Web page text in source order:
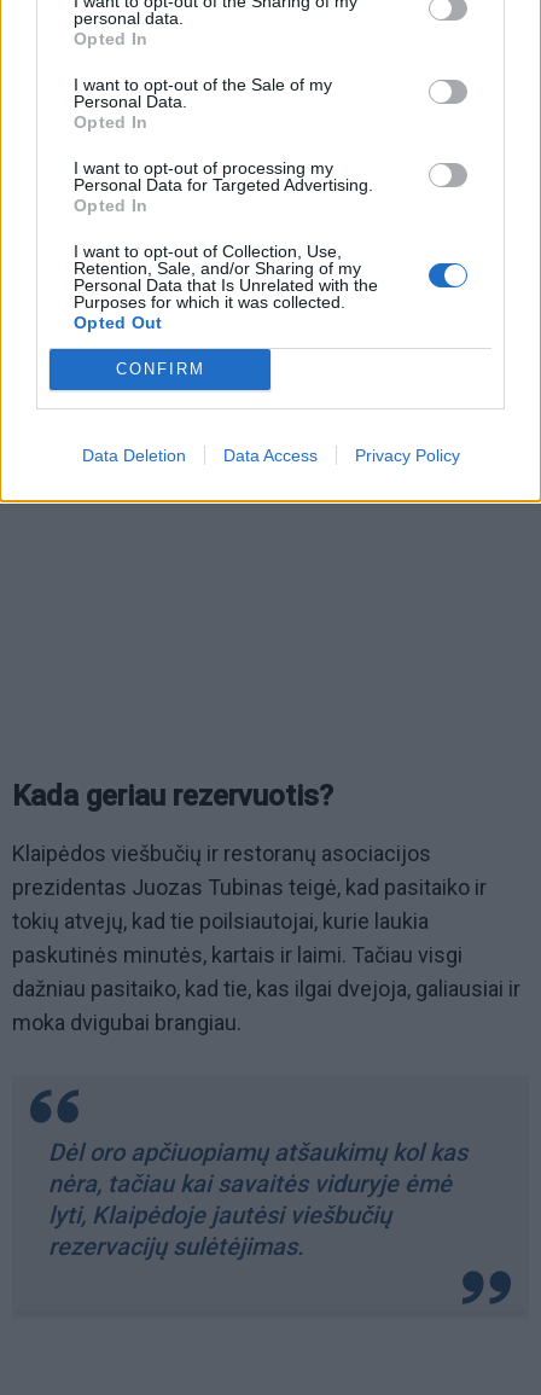
personal data.
Opted In
I want to opt-out of the Sale of my
Personal Data.
Opted In
I want to opt-out of processing my
Personal Data for Targeted Advertising.
Opted In
I want to opt-out of Collection, Use,
Retention, Sale, and/or Sharing of my
Personal Data that Is Unrelated with the
Purposes for which it was collected.
Opted Out
CONFIRM
Data Deletion Data Access Privacy Policy
dirbtinai neišpučią kainų, L. Taučiūtė atsakė:
„Kiekvienas viešbutis yra nusistatęs savo kainodaros
politiką. Jeigu yra likę brangesni kambariai, nes jų
kategorijos yra skirtingos, jie gali būti ne tik dviviečiai,
apartamentai, tai tada natūralu, kad kainos yra
aukštesnės. Žmonės labai dažnai sieja, kad per
savaitgalį pakilo kainos. Žinoma, jeigu yra didelis
užimtumas ir dar turim ilgąjį savaitgalį, tai yra
papildomą laisvą dieną, tai viešbučiai patys sprendžia,
ar didina kainas, ar nedidina, ką daro absoliučiai tiek
Lietuva, tiek visas pasaulis.“
Kada geriau rezervuotis?
Klaipėdos viešbučių ir restoranų asociacijos
prezidentas Juozas Tubinas teigė, kad pasitaiko ir
tokių atvejų, kad tie poilsiautojai, kurie laukia
paskutinės minutės, kartais ir laimi. Tačiau visgi
dažniau pasitaiko, kad tie, kas ilgai dvejoja, galiausiai ir
moka dvigubai brangiau.
Dėl oro apčiuopiamų atšaukimų kol kas
nėra, tačiau kai savaitės viduryje ėmė
lyti, Klaipėdoje jautėsi viešbučių
rezervacijų sulėtėjimas.